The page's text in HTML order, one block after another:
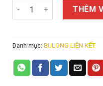
Bulong lục giác M12x100/
THÊM
Danh mục: BULONG LIÊN KẾT